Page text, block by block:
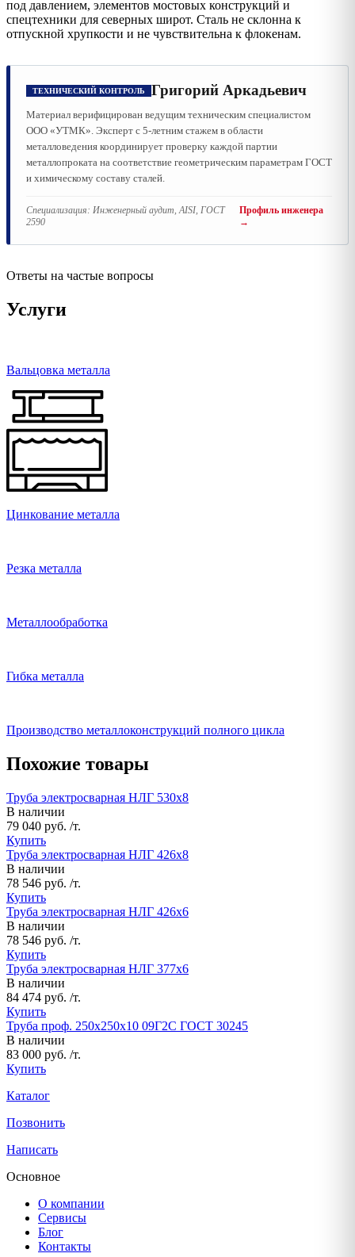
под давлением, элементов мостовых конструкций и
спецтехники для северных широт. Сталь не склонна к
отпускной хрупкости и не чувствительна к флокенам.
ТЕХНИЧЕСКИЙ КОНТРОЛЬ Григорий Аркадьевич
Материал верифицирован ведущим техническим специалистом
ООО «УТМК». Эксперт с 5-летним стажем в области
металловедения координирует проверку каждой партии
металлопроката на соответствие геометрическим параметрам ГОСТ
и химическому составу сталей.
Специализация: Инженерный аудит, AISI, ГОСТ
2590
Профиль инженера
→
Ответы на частые вопросы
Услуги
Вальцовка металла
Цинкование металла
Резка металла
Металлообработка
Гибка металла
Производство металлоконструкций полного цикла
Похожие товары
Труба электросварная НЛГ 530х8
В наличии
79 040 руб. /т.
Купить
Труба электросварная НЛГ 426х8
В наличии
78 546 руб. /т.
Купить
Труба электросварная НЛГ 426х6
В наличии
78 546 руб. /т.
Купить
Труба электросварная НЛГ 377х6
В наличии
84 474 руб. /т.
Купить
Труба проф. 250х250х10 09Г2С ГОСТ 30245
В наличии
83 000 руб. /т.
Купить
Каталог
Позвонить
Написать
Основное
О компании
Сервисы
Блог
Контакты